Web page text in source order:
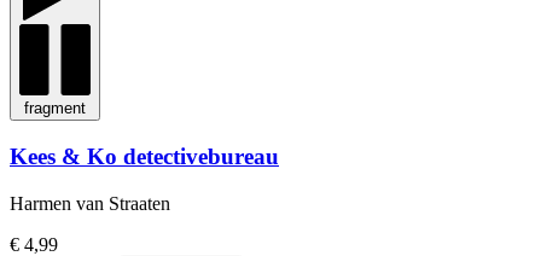
fragment
Kees & Ko detectivebureau
Harmen van Straaten
€ 4,99